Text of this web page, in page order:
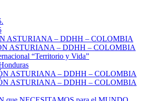
ASTURIANA – DDHH – COLOMBIA
ASTURIANA – DDHH – COLOMBIA
“Territorio y Vida”
ASTURIANA – DDHH – COLOMBIA
ASTURIANA – DDHH – COLOMBIA